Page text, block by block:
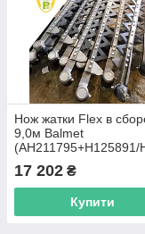
Нож жатки Flex в
9,0м Balmet
AH121221 John Deere,
AH121087 John Deere
17 202 ₴
Купити